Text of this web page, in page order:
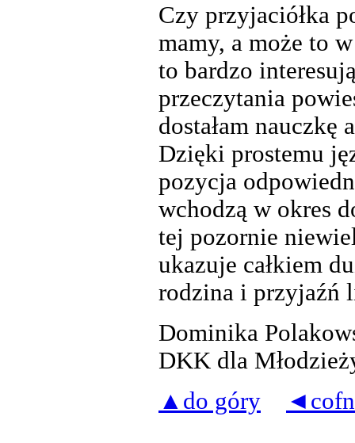
Czy przyjaciółka
mamy, a może to
to bardzo
przeczytania
dostałam nauczkę
Dzięki prostemu
pozycja
wchodzą w okres
tej pozornie
ukazuje całkiem
rodzina i przyjaźń
Dominika
DKK dla
▲do góry